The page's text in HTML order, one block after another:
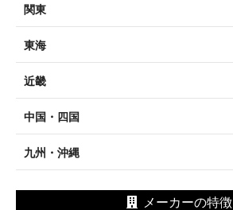
関東
東海
近畿
中国・四国
九州・沖縄
メーカーの特徴